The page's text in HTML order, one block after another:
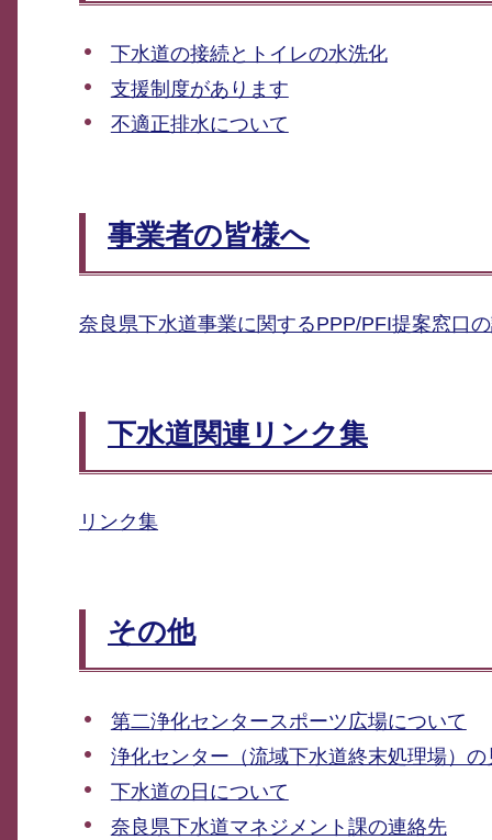
下水道の接続とトイレの水洗化
支援制度があります
不適正排水について
事業者の皆様へ
奈良県下水道事業に関するPPP/PFI提案窓口
下水道関連リンク集
リンク集
その他
第二浄化センタースポーツ広場について
浄化センター（流域下水道終末処理場）の
下水道の日について
奈良県下水道マネジメント課の連絡先